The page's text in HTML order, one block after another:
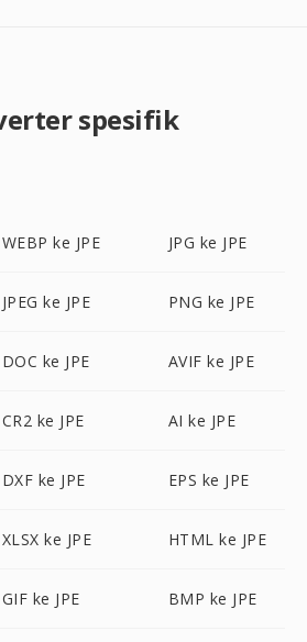
spesifik
WEBP ke JPE JPG ke JPE
JPEG ke JPE PNG ke JPE
DOC ke JPE AVIF ke JPE
CR2 ke JPE AI ke JPE
DXF ke JPE EPS ke JPE
XLSX ke JPE HTML ke JPE
GIF ke JPE BMP ke JPE